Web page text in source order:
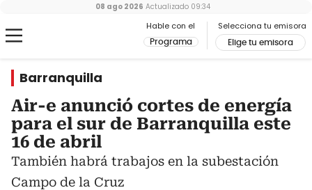
Hable con el
Programa
Selecciona tu emisora
Elige tu emisora
08 ago 2026 Actualizado 09:34
Barranquilla
Air-e anunció cortes de energía
para el sur de Barranquilla este
16 de abril
También habrá trabajos en la subestación
Campo de la Cruz